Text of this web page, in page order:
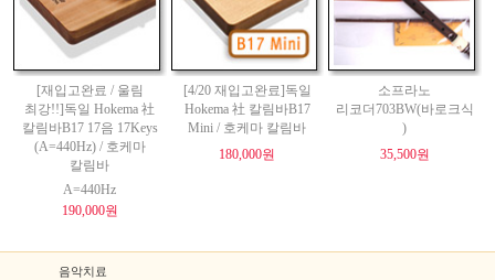
[재입고완료 / 울림
최강!!]독일 Hokema 社
칼림바B17 17음 17Keys
(A=440Hz) / 호케마
칼림바
A=440Hz
190,000원
[4/20 재입고완료]독일
Hokema 社 칼림바B17
Mini / 호케마 칼림바
180,000원
소프라노
리코더703BW(바로크식
)
35,500원
음악치료